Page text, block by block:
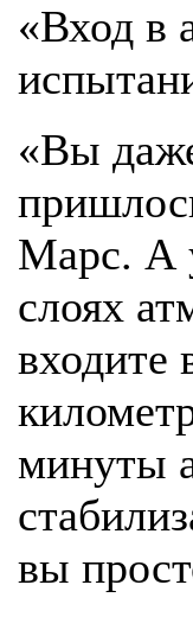
«Вход в
«Вы
Марс. А
слоях
входите
минуты
вы